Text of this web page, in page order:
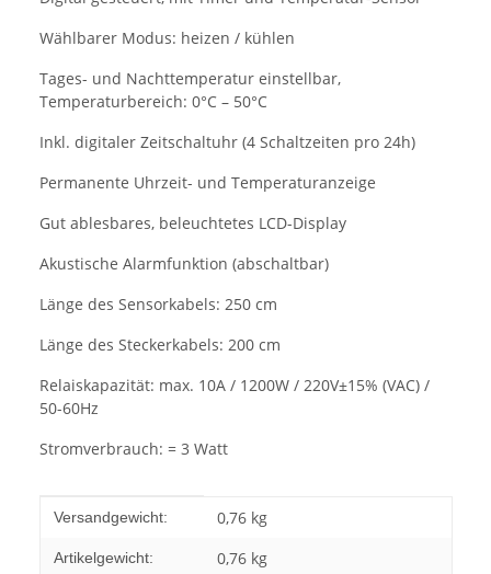
Wählbarer Modus: heizen / kühlen
Tages- und Nachttemperatur einstellbar,
Temperaturbereich: 0°C – 50°C
Inkl. digitaler Zeitschaltuhr (4 Schaltzeiten pro 24h)
Permanente Uhrzeit- und Temperaturanzeige
Gut ablesbares, beleuchtetes LCD-Display
Akustische Alarmfunktion (abschaltbar)
Länge des Sensorkabels: 250 cm
Länge des Steckerkabels: 200 cm
Relaiskapazität: max. 10A / 1200W / 220V±15% (VAC) /
50-60Hz
Stromverbrauch: = 3 Watt
Produkteigenschaft
Wert
Versandgewicht: 0,76 kg
Artikelgewicht: 0,76 kg